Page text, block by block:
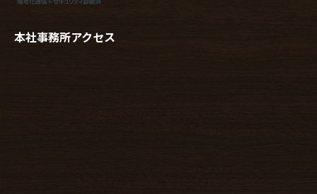
本社事務所アクセス